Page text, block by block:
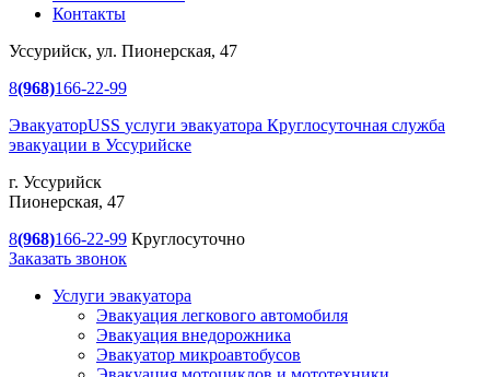
Контакты
Уссурийск, ул. Пионерская, 47
8(968)166-22-99
ЭвакуаторUSS услуги эвакуатора Круглосуточная служба
эвакуации в Уссурийске
г. Уссурийск
Пионерская, 47
8(968)166-22-99 Круглосуточно
Заказать звонок
Услуги эвакуатора
Эвакуация легкового автомобиля
Эвакуация внедорожника
Эвакуатор микроавтобусов